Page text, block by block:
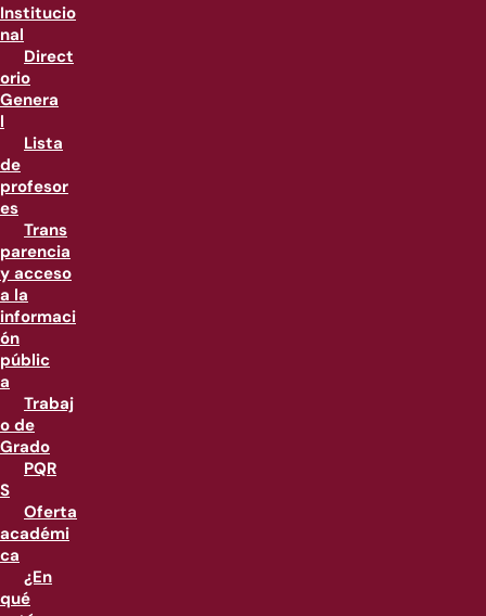
Institucio
nal
Direct
orio
Genera
l
Lista
de
profesor
es
Trans
parencia
y acceso
a la
informaci
ón
públic
a
Trabaj
o de
Grado
PQR
S
Oferta
académi
ca
¿En
qué